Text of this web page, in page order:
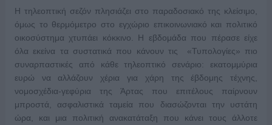
Η τηλεοπτική σεζόν πλησιάζει στο παραδοσιακό της κλείσιμο,
όμως το θερμόμετρο στο εγχώριο επικοινωνιακό και πολιτικό
οικοσύστημα χτυπάει κόκκινο. Η εβδομάδα που πέρασε είχε
όλα εκείνα τα συστατικά που κάνουν τις «Τυπολογίες» πιο
συναρπαστικές από κάθε τηλεοπτικό σενάριο: εκατομμύρια
ευρώ να αλλάζουν χέρια για χάρη της έβδομης τέχνης,
νομοσχέδια-γεφύρια της Άρτας που επιτέλους παίρνουν
μπροστά, ασφαλιστικά ταμεία που διασώζονται την υστάτη
ώρα, και μια πολιτική ανακατάταξη που κάνει τους άλλοτε